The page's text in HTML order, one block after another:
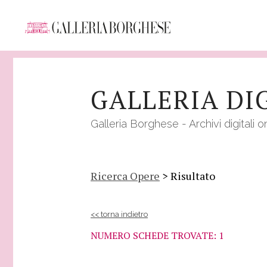
GALLERIA
Galleria Borghese - Archivi digitali
Ricerca Opere > Risultato
<< torna indietro
NUMERO SCHEDE TROVATE: 1